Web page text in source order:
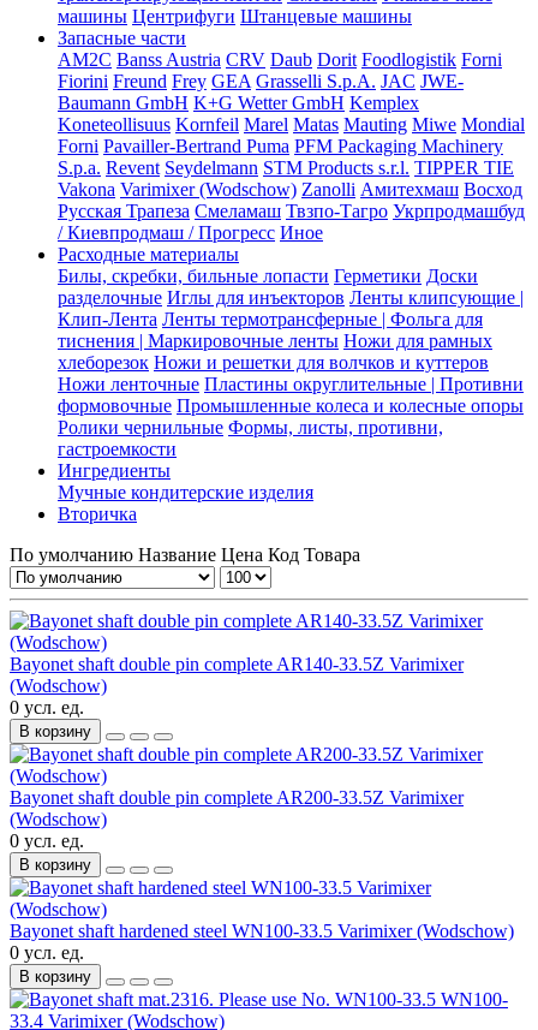
машины Центрифуги Штанцевые машины
Запасные части
AM2C Banss Austria CRV Daub Dorit Foodlogistik Forni
Fiorini Freund Frey GEA Grasselli S.p.A. JAC JWE-
Baumann GmbH K+G Wetter GmbH Kemplex
Koneteollisuus Kornfeil Marel Matas Mauting Miwe Mondial
Forni Pavailler-Bertrand Puma PFM Packaging Machinery
S.p.a. Revent Seydelmann STM Products s.r.l. TIPPER TIE
Vakona Varimixer (Wodschow) Zanolli Амитехмаш Восход
Русская Трапеза Смеламаш Твзпо-Тагро Укрпродмашбуд
/ Киевпродмаш / Прогресс Иное
Расходные материалы
Билы, скребки, бильные лопасти Герметики Доски
разделочные Иглы для инъекторов Ленты клипсующие |
Клип-Лента Ленты термотрансферные | Фольга для
тиснения | Маркировочные ленты Ножи для рамных
хлеборезок Ножи и решетки для волчков и куттеров
Ножи ленточные Пластины округлительные | Противни
формовочные Промышленные колеса и колесные опоры
Ролики чернильные Формы, листы, противни,
гастроемкости
Ингредиенты
Мучные кондитерские изделия
Вторичка
По умолчанию Название Цена Код Товара
Bayonet shaft double pin complete AR140-33.5Z Varimixer
(Wodschow)
0 усл. ед.
В корзину
Bayonet shaft double pin complete AR200-33.5Z Varimixer
(Wodschow)
0 усл. ед.
В корзину
Bayonet shaft hardened steel WN100-33.5 Varimixer (Wodschow)
0 усл. ед.
В корзину